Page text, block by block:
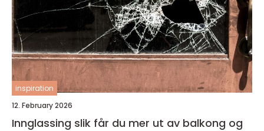
inspiration
12. February 2026
Innglassing slik får du mer ut av balkong og